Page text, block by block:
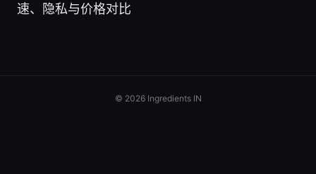
速、隐私与价格对比
© 2026 Ingredients IN